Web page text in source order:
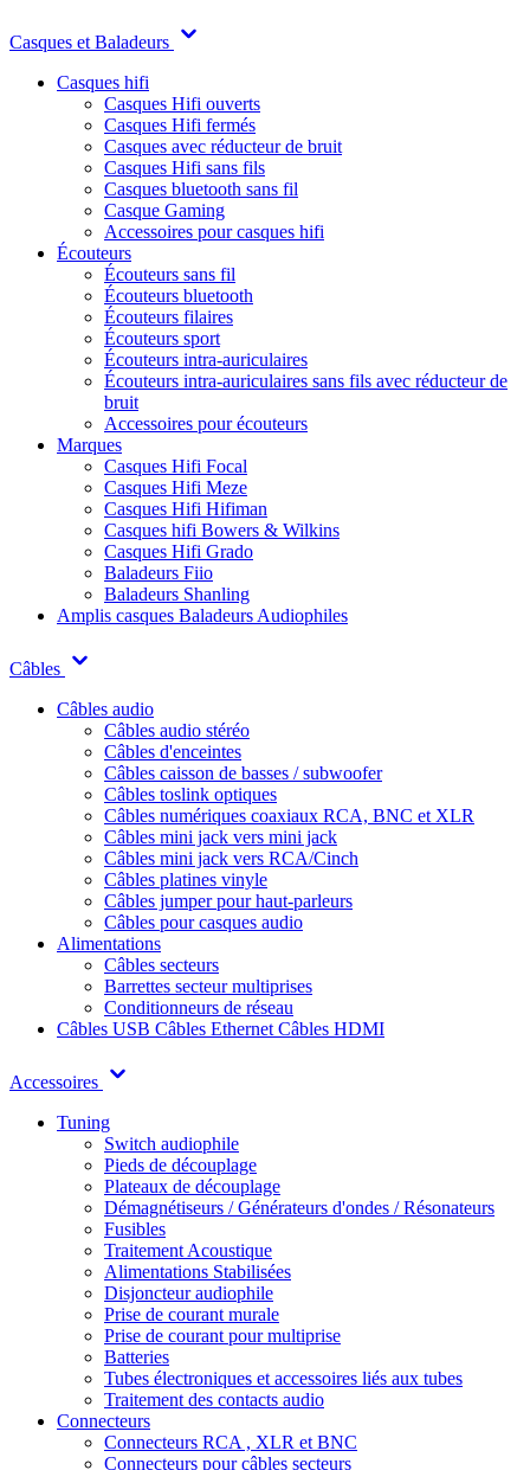
Casques et Baladeurs
Casques hifi
Casques Hifi ouverts
Casques Hifi fermés
Casques avec réducteur de bruit
Casques Hifi sans fils
Casques bluetooth sans fil
Casque Gaming
Accessoires pour casques hifi
Écouteurs
Écouteurs sans fil
Écouteurs bluetooth
Écouteurs filaires
Écouteurs sport
Écouteurs intra-auriculaires
Écouteurs intra-auriculaires sans fils avec réducteur de
bruit
Accessoires pour écouteurs
Marques
Casques Hifi Focal
Casques Hifi Meze
Casques Hifi Hifiman
Casques hifi Bowers & Wilkins
Casques Hifi Grado
Baladeurs Fiio
Baladeurs Shanling
Amplis casques Baladeurs Audiophiles
Câbles
Câbles audio
Câbles audio stéréo
Câbles d'enceintes
Câbles caisson de basses / subwoofer
Câbles toslink optiques
Câbles numériques coaxiaux RCA, BNC et XLR
Câbles mini jack vers mini jack
Câbles mini jack vers RCA/Cinch
Câbles platines vinyle
Câbles jumper pour haut-parleurs
Câbles pour casques audio
Alimentations
Câbles secteurs
Barrettes secteur multiprises
Conditionneurs de réseau
Câbles USB Câbles Ethernet Câbles HDMI
Accessoires
Tuning
Switch audiophile
Pieds de découplage
Plateaux de découplage
Démagnétiseurs / Générateurs d'ondes / Résonateurs
Fusibles
Traitement Acoustique
Alimentations Stabilisées
Disjoncteur audiophile
Prise de courant murale
Prise de courant pour multiprise
Batteries
Tubes électroniques et accessoires liés aux tubes
Traitement des contacts audio
Connecteurs
Connecteurs RCA , XLR et BNC
Connecteurs pour câbles secteurs